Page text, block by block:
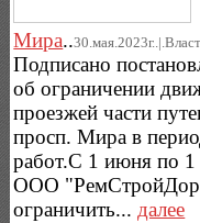
Мира..
Подписано
об ограничении
проезжей части
просп. Мира в
работ.С 1 июня по 1
ООО
ограничить... далее